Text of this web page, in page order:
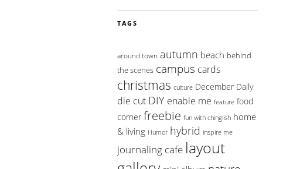
TAGS
around town autumn beach behind
the scenes campus cards
christmas culture December Daily
die cut DIY enable me feature food
corner freebie fun with chinglish home
& living Humor hybrid inspire me
journaling cafe layout